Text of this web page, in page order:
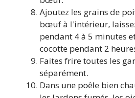
Ajoutez les grains de
bœuf à l'intérieur,
pendant 4 à 5 minutes
cocotte pendant 2
Faites frire toutes les
séparément.
Dans une poêle bien